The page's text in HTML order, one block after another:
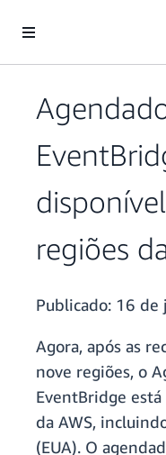
Pular para o conteúdo
regiões
Publicado: 16 de
Agora, após as
nove regiões, o
EventBridge
da AWS,
(EUA). O